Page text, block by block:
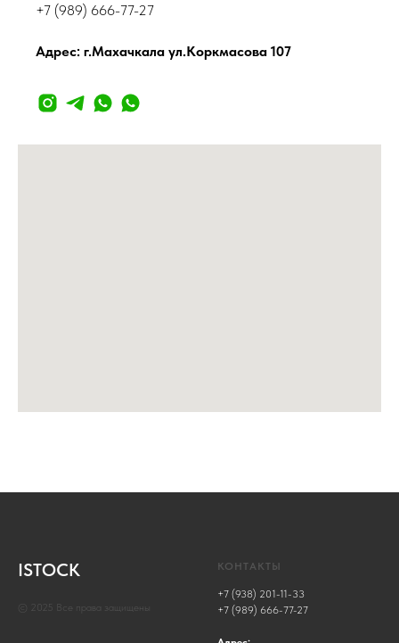
+7 (989) 666-77-27
Адрес: г.Махачкала ул.Коркмасова 107
ISTOCK
© 2025 Все права защищены
КОНТАКТЫ
+7 (938) 201-11-33
+7 (989) 666-77-27